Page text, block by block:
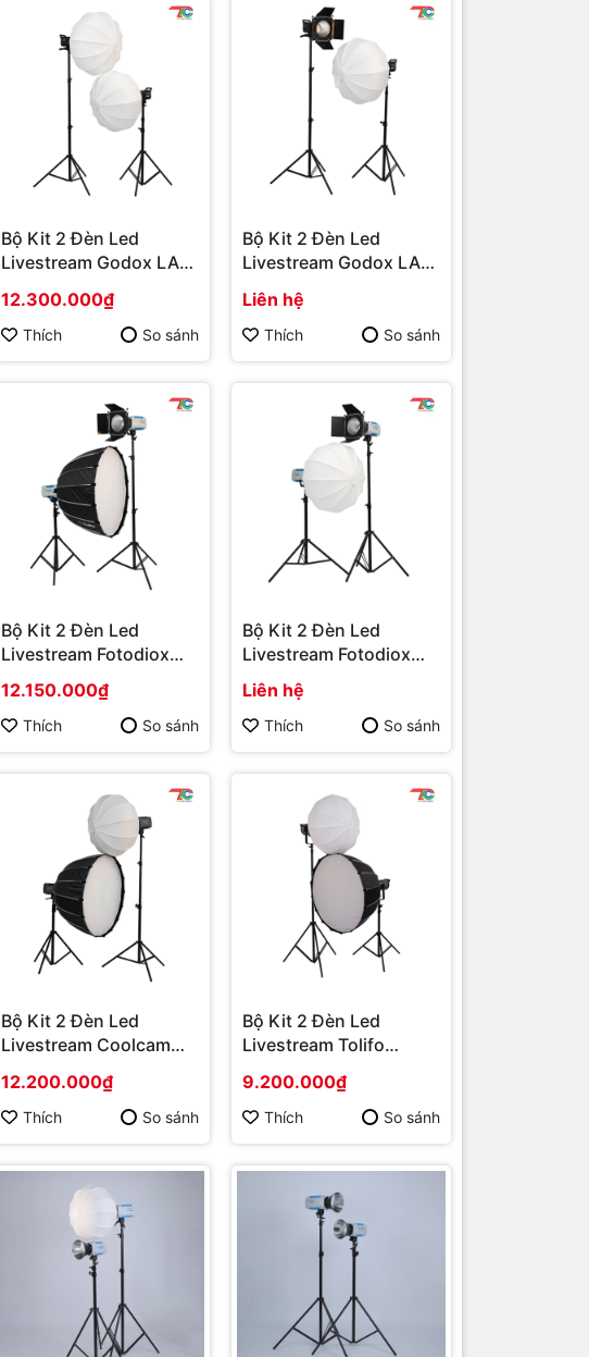
Bộ Kit 2 Đèn Led
Livestream Godox LA
12.300.000₫
Thích So sánh
Bộ Kit 2 Đèn Led
Livestream Godox LA
Liên hệ
Thích So sánh
Bộ Kit 2 Đèn Led
Livestream Fotodiox
12.150.000₫
Thích So sánh
Bộ Kit 2 Đèn Led
Livestream Fotodiox
YT2011CV
Liên hệ
Thích So sánh
Bộ Kit 2 Đèn Led
Livestream Coolcam
12.200.000₫
Thích So sánh
Bộ Kit 2 Đèn Led
Livestream Tolifo
9.200.000₫
Thích So sánh